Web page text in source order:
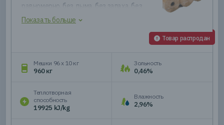
равномерно, без дыма, без запаха, без
искр и сгорают до 99%. Брикеты Nestro
Показать больше
Товар распродан
Мешки 96 х 10 кг
960 кг
Зольность
0,46%
Теплотворная
способность
19925 kJ/kg
Влажность
2,96%